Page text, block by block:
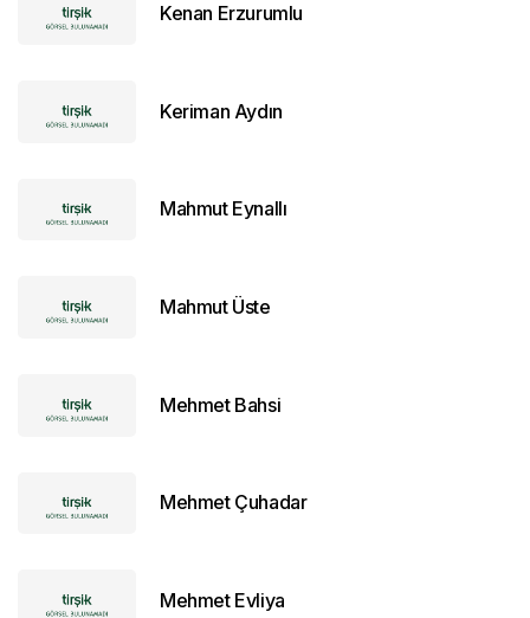
Kenan Erzurumlu
Keriman Aydın
Mahmut Eynallı
Mahmut Üste
Mehmet Bahsi
Mehmet Çuhadar
Mehmet Evliya